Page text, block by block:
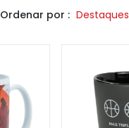
Ordenar por : Destaques